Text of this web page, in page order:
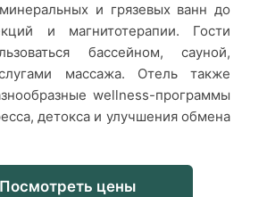
и грязевых ванн до
и магнитотерапии. Гости
бассейном, сауной,
массажа. Отель также
wellness-программы
детокса и улучшения обмена
Посмотреть цены